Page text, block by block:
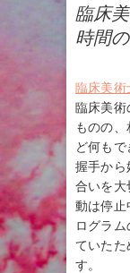
臨床
時間
臨床美術
臨床美術
ものの
ど何もで
握手から
合いを大
動は停止
ログラ
ていたた
す。